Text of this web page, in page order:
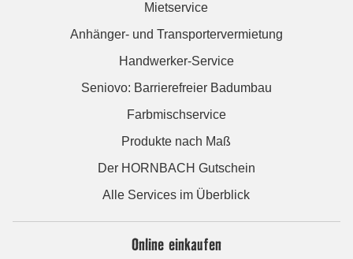
Mietservice
Anhänger- und Transportervermietung
Handwerker-Service
Seniovo: Barrierefreier Badumbau
Farbmischservice
Produkte nach Maß
Der HORNBACH Gutschein
Alle Services im Überblick
Online einkaufen